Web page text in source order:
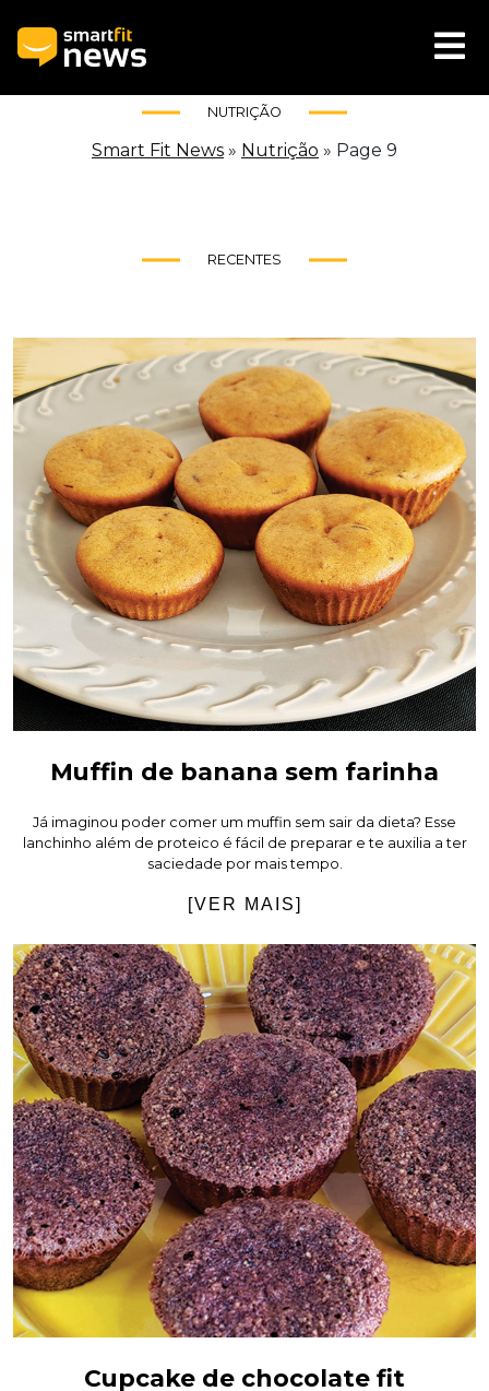
NUTRIÇÃO
Smart Fit News » Nutrição » Page 9
RECENTES
Muffin de banana sem farinha
Já imaginou poder comer um muffin sem sair da dieta? Esse
lanchinho além de proteico é fácil de preparar e te auxilia a ter
saciedade por mais tempo.
[VER MAIS]
Cupcake de chocolate fit